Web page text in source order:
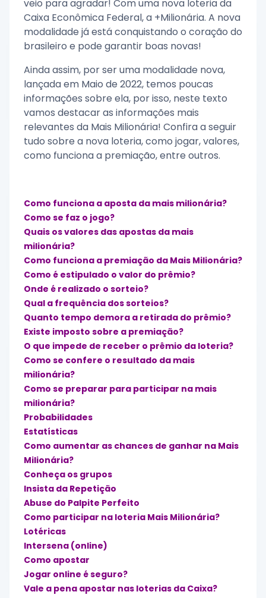
veio para agradar! Com uma nova loteria da
Caixa Econômica Federal, a +Milionária. A nova
modalidade já está conquistando o coração do
brasileiro e pode garantir boas novas!
Ainda assim, por ser uma modalidade nova,
lançada em Maio de 2022, temos poucas
informações sobre ela, por isso, neste texto
vamos destacar as informações mais
relevantes da Mais Milionária! Confira a seguir
tudo sobre a nova loteria, como jogar, valores,
como funciona a premiação, entre outros.
Como funciona a aposta da mais milionária?
Como se faz o jogo?
Quais os valores das apostas da mais
milionária?
Como funciona a premiação da Mais Milionária?
Como é estipulado o valor do prêmio?
Onde é realizado o sorteio?
Qual a frequência dos sorteios?
Quanto tempo demora a retirada do prêmio?
Existe imposto sobre a premiação?
O que impede de receber o prêmio da loteria?
Como se confere o resultado da mais
milionária?
Como se preparar para participar na mais
milionária?
Probabilidades
Estatísticas
Como aumentar as chances de ganhar na Mais
Milionária?
Conheça os grupos
Insista da Repetição
Abuse do Palpite Perfeito
Como participar na loteria Mais Milionária?
Lotéricas
Intersena (online)
Como apostar
Jogar online é seguro?
Vale a pena apostar nas loterias da Caixa?